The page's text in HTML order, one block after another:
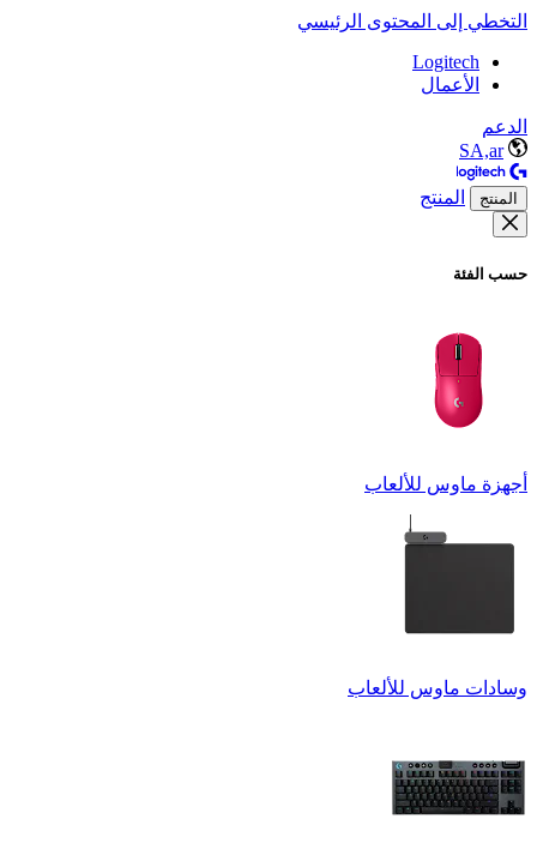
التخطي إلى المحتوى الرئيسي
Logitech
الأعمال
الدعم
SA,ar
المنتج المنتج
حسب الفئة
أجهزة ماوس للألعاب
وسادات ماوس للألعاب